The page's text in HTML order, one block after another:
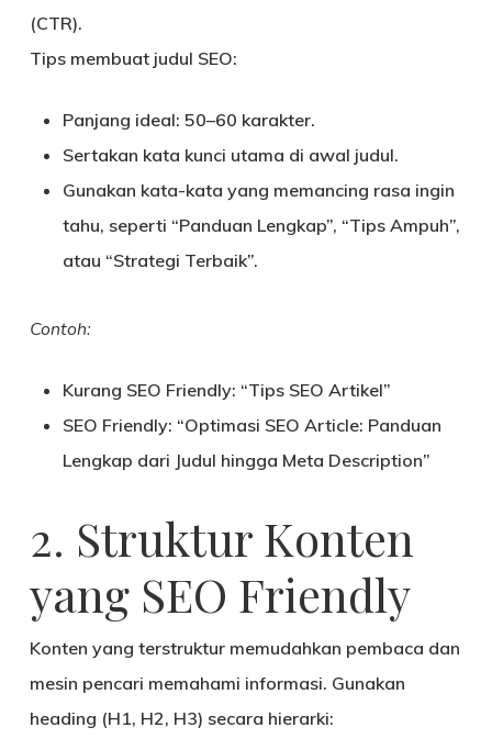
(CTR).
Tips membuat judul SEO:
Panjang ideal: 50–60 karakter.
Sertakan kata kunci utama di awal judul.
Gunakan kata-kata yang memancing rasa ingin
tahu, seperti “Panduan Lengkap”, “Tips Ampuh”,
atau “Strategi Terbaik”.
Contoh:
Kurang SEO Friendly: “Tips SEO Artikel”
SEO Friendly: “Optimasi SEO Article: Panduan
Lengkap dari Judul hingga Meta Description”
2. Struktur Konten
yang SEO Friendly
Konten yang terstruktur memudahkan pembaca dan
mesin pencari memahami informasi. Gunakan
heading (H1, H2, H3) secara hierarki: